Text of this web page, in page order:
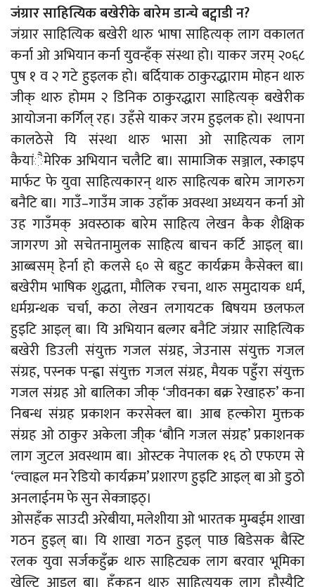
जंग्रार साहित्यिक बखेरीके बारेम डान्चे बट्वाडी न?
जंग्रार साहित्यिक बखेरी थारु भाषा साहित्यक् लाग वकालत
कर्ना ओ अभियान कर्ना युवन्हँक् संस्था हो। याकर जरम् २०६८
पुष १ व २ गटे हुइलक हो। बर्दियाक ठाकुरद्धाराम मोहन थारु
जीक् थारु होमम २ डिनिक ठाकुरद्धारा साहित्यक् बखेरीक
आयोजना कर्गिल् रह। उहँसे याकर जरम हुइलक हो। स्थापना
कालठेसे यि संस्था थारु भासा ओ साहित्यक लाग
कैयांैमेरिक अभियान चलैटि बा। सामाजिक सञ्जाल, स्काइप
मार्फट फे युवा साहित्यकारन् थारु साहित्यक बारेम जागरुग
बनैटि बा। गाउँ–गाउँम जाक उहाँक अवस्था अध्ययन कर्ना ओ
उह गाउँमक् अवस्ठाक बारेम साहित्य लेखन कैक शैक्षिक
जागरण ओ सचेतनामुलक साहित्य बाचन कर्टि आइल् बा।
आब्बसम् हेर्ना हो कलसे ६० से बहुट कार्यक्रम कैसेक्ल बा।
बखेरीम भाषिक शुद्धता, मौलिक रचना, थारु समुदायक धर्म,
धर्मग्रन्थक चर्चा, कठा लेखन लगायटक बिषयम छलफल
हुइटि आइल् बा। यि अभियान बल्गर बनैटि जंग्रार साहित्यिक
बखेरी डिउली संयुक्त गजल संग्रह, जेउनास संयुक्त गजल
संग्रह, पस्नक पन्ह्वा संयुक्त गजल संग्रह, मैयक पहुँरा संयुक्त
गजल संग्रह ओ बालिका जीक् ‘जीवनका बक्र रेखाहरु’ कना
निबन्ध संग्रह प्रकाशन करसेक्ल बा। आब हल्कोरा मुक्तक
संग्रह ओ ठाकुर अकेला जी्क ‘बौनि गजल संग्रह’ प्रकाशनक
लाग जुटल अवस्थाम बा। ओस्टक नेपालक १६ ठो एफएम से
‘ल्वाह्रल मन रेडियो कार्यक्रम’ प्रशारण हुइटि आइल् बा ओ डुठो
अनलाईनम फे सुन सेक्जाइठ्।
ओसहँक साउदी अरेबीया, मलेशीया ओ भारतक मुम्बईम शाखा
गठन हुइल् बा। यि शाखा गठन हुइल् पाछ बिडेसक बैस्टि
रलक युवा सर्जकहुँक्र थारु साहिट्यक लाग बरवार भूमिका